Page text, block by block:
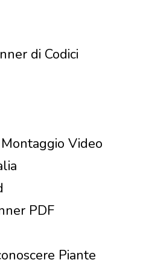
di Codici
Video
PDF
Piante